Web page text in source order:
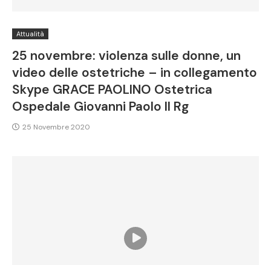
Attualità
25 novembre: violenza sulle donne, un
video delle ostetriche – in collegamento
Skype GRACE PAOLINO Ostetrica
Ospedale Giovanni Paolo II Rg
25 Novembre 2020